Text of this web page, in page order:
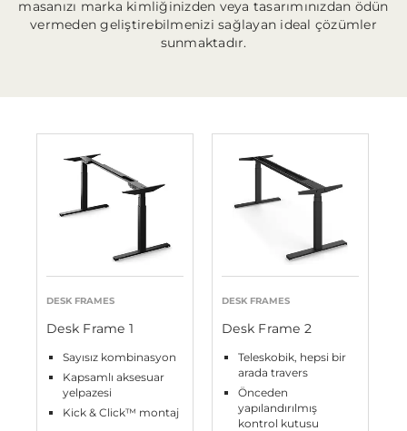
masanızı marka kimliğinizden veya tasarımınızdan ödün
vermeden geliştirebilmenizi sağlayan ideal çözümler
sunmaktadır.
DESK FRAMES
Desk Frame 1
Sayısız kombinasyon
Kapsamlı aksesuar
yelpazesi
Kick & Click™ montaj
DESK FRAMES
Desk Frame 2
Teleskobik, hepsi bir
arada travers
Önceden
yapılandırılmış
kontrol kutusu